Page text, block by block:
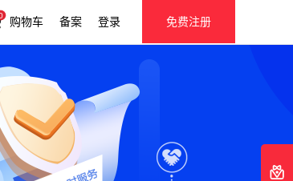
购物车 备案 登录 免费注册